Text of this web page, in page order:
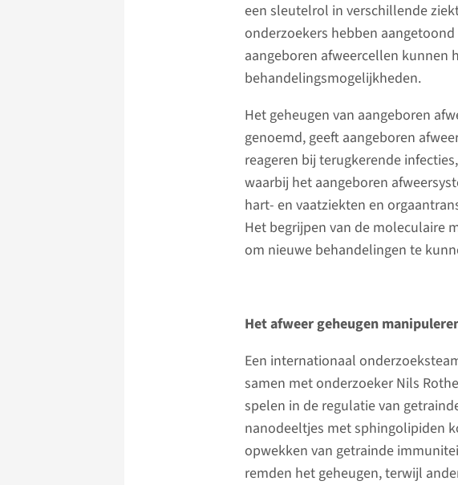
een sleutelrol in verschillende
onderzoekers hebben
aangeboren afweercellen kunnen
behandelingsmogelijkheden.
Het geheugen van aangeboren
genoemd, geeft aangeboren
reageren bij terugkerende
waarbij het aangeboren
hart- en vaatziekten en
Het begrijpen van de moleculaire
om nieuwe behandelingen te
Het afweer geheugen
Een internationaal
samen met onderzoeker Nils
spelen in de regulatie van
nanodeeltjes met sphingolipiden
opwekken van getrainde
remden het geheugen, terwijl